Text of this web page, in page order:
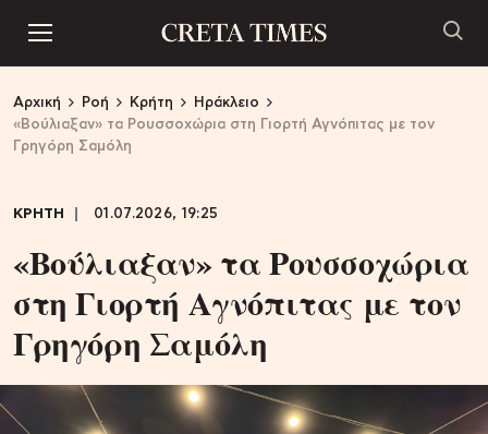
Αρχική Ροή Κρήτη
Ηράκλειο
«Βούλιαξαν» τα Ρουσσοχώρια στη Γιορτή Αγνόπιτας με τον
Γρηγόρη Σαμόλη
ΚΡΗΤΗ 01.07.2026, 19:25
«Βούλιαξαν» τα Ρουσσοχώρια
στη Γιορτή Αγνόπιτας με τον
Γρηγόρη Σαμόλη